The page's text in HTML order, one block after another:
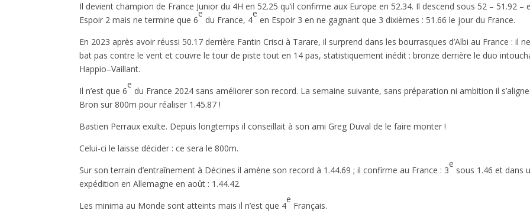
Il devient champion de France Junior du 4H en 52.25 qu’il confirme aux Europe en 52.34. Il descend sous 52 – 51.92 –
Espoir 2 mais ne termine que 6
e
du France, 4
e
en Espoir 3 en ne gagnant que 3 dixièmes : 51.66 le jour du France.
En 2023 après avoir réussi 50.17 derrière Fantin Crisci à Tarare, il surprend dans les bourrasques d’Albi au France : il
bat pas contre le vent et couvre le tour de piste tout en 14 pas, statistiquement inédit : bronze derrière le duo
Happio–Vaillant.
Il n’est que 6
e
du France 2024 sans améliorer son record. La semaine suivante, sans préparation ni ambition il
Bron sur 800m pour réaliser 1.45.87 !
Bastien Perraux exulte. Depuis longtemps il conseillait à son ami Greg Duval de le faire monter !
Celui-ci le laisse décider : ce sera le 800m.
Sur son terrain d’entraînement à Décines il amène son record à 1.44.69 ; il confirme au France : 3
e
sous 1.46 et dans
expédition en Allemagne en août : 1.44.42.
Les minima au Monde sont atteints mais il n’est que 4
e
Français.